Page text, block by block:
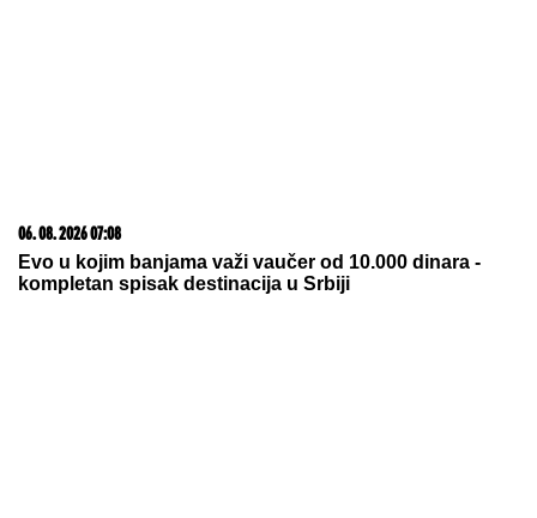
06. 08. 2026 07:08
Evo u kojim banjama važi vaučer od 10.000 dinara -
kompletan spisak destinacija u Srbiji